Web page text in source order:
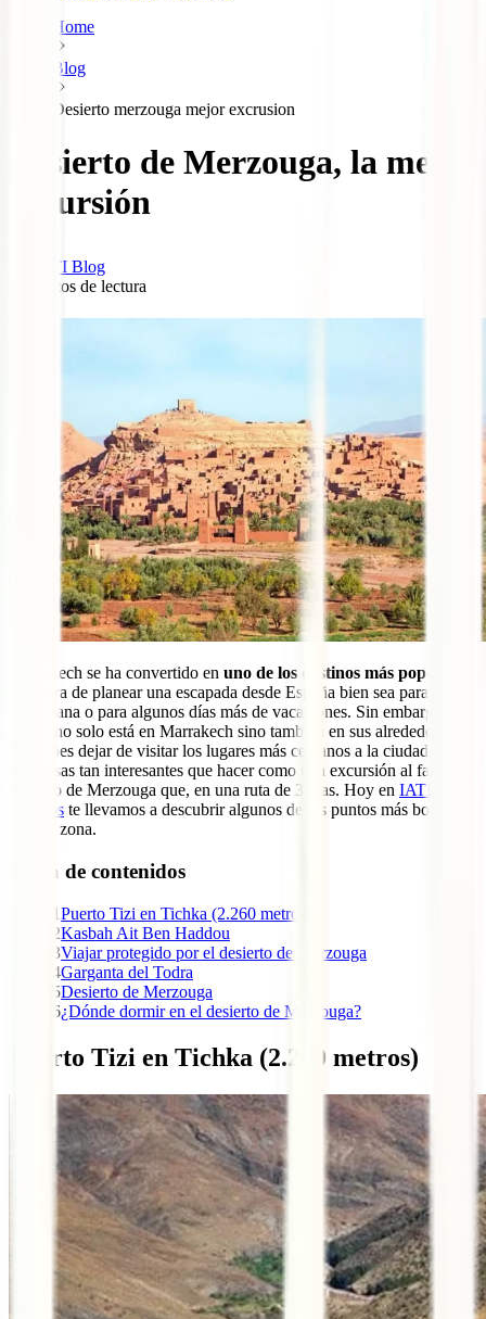
Home
Blog
Desierto merzouga mejor excrusion
Desierto de Merzouga, la mejor
excursión
IATI Blog
minutos de lectura
Marrakech se ha convertido en uno de los destinos más populares
a la hora de planear una escapada desde España bien sea para un fin
de semana o para algunos días más de vacaciones. Sin embargo, la
magia no solo está en Marrakech sino también en sus alrededores.
No debes dejar de visitar los lugares más cercanos a la ciudad pues
hay cosas tan interesantes que hacer como una excursión al famoso
desierto de Merzouga que, en una ruta de 3 días. Hoy en IATI
Seguros te llevamos a descubrir algunos de los puntos más bonitos
de esta zona.
Tabla de contenidos
1Puerto Tizi en Tichka (2.260 metros)
2Kasbah Ait Ben Haddou
3Viajar protegido por el desierto de Merzouga
4Garganta del Todra
5Desierto de Merzouga
6¿Dónde dormir en el desierto de Merzouga?
Puerto Tizi en Tichka (2.260 metros)